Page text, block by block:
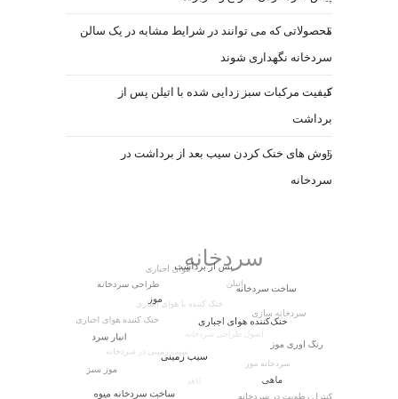
محصولاتی که می توانند در شرایط مشابه در یک سالن
سردخانه نگهداری شوند
کیفیت مرکبات سبز زدایی شده با اتیلن پس از
برداشت
روش های خنک کردن سیب بعد از برداشت در
سردخانه